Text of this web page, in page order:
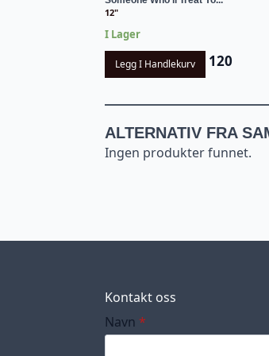
12"
I Lager
Legg I Handlekurv 120
ALTERNATIV FRA
Ingen produkter funnet.
Kontakt oss
Navn *